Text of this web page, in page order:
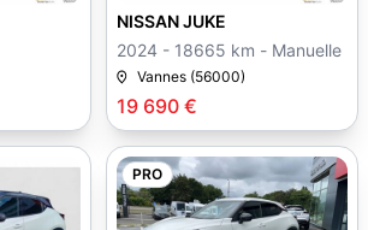
19 690 €
NISSAN JUKE
2024 - 18665 km - Manuelle
Vannes (56000)
PRO